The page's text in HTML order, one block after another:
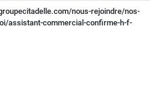
nous-rejoindre/nos-
assistant-commercial-confirme-h-f-